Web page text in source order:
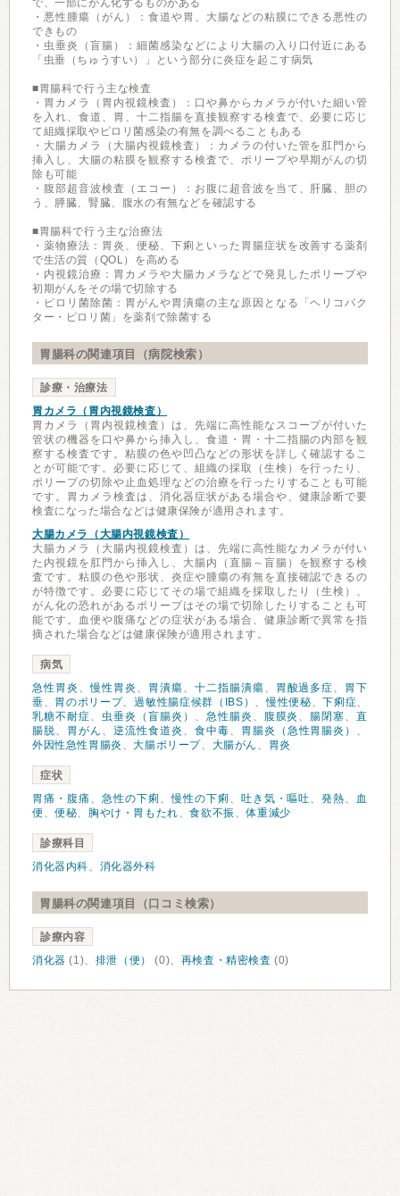
で、一部にがん化するものがある
・悪性腫瘍（がん）：食道や胃、大腸などの粘膜にできる悪性の
できもの
・虫垂炎（盲腸）：細菌感染などにより大腸の入り口付近にある
「虫垂（ちゅうすい）」という部分に炎症を起こす病気
■胃腸科で行う主な検査
・胃カメラ（胃内視鏡検査）：口や鼻からカメラが付いた細い管
を入れ、食道、胃、十二指腸を直接観察する検査で、必要に応じ
て組織採取やピロリ菌感染の有無を調べることもある
・大腸カメラ（大腸内視鏡検査）：カメラの付いた管を肛門から
挿入し、大腸の粘膜を観察する検査で、ポリープや早期がんの切
除も可能
・腹部超音波検査（エコー）：お腹に超音波を当て、肝臓、胆の
う、膵臓、腎臓、腹水の有無などを確認する
■胃腸科で行う主な治療法
・薬物療法：胃炎、便秘、下痢といった胃腸症状を改善する薬剤
で生活の質（QOL）を高める
・内視鏡治療：胃カメラや大腸カメラなどで発見したポリープや
初期がんをその場で切除する
・ピロリ菌除菌：胃がんや胃潰瘍の主な原因となる「ヘリコバク
ター・ピロリ菌」を薬剤で除菌する
胃腸科の関連項目（病院検索）
診療・治療法
胃カメラ（胃内視鏡検査）
胃カメラ（胃内視鏡検査）は、先端に高性能なスコープが付いた
管状の機器を口や鼻から挿入し、食道・胃・十二指腸の内部を観
察する検査です。粘膜の色や凹凸などの形状を詳しく確認するこ
とが可能です。必要に応じて、組織の採取（生検）を行ったり、
ポリープの切除や止血処理などの治療を行ったりすることも可能
です。胃カメラ検査は、消化器症状がある場合や、健康診断で要
検査になった場合などは健康保険が適用されます。
大腸カメラ（大腸内視鏡検査）
大腸カメラ（大腸内視鏡検査）は、先端に高性能なカメラが付い
た内視鏡を肛門から挿入し、大腸内（直腸～盲腸）を観察する検
査です。粘膜の色や形状、炎症や腫瘍の有無を直接確認できるの
が特徴です。必要に応じてその場で組織を採取したり（生検）、
がん化の恐れがあるポリープはその場で切除したりすることも可
能です。血便や腹痛などの症状がある場合、健康診断で異常を指
摘された場合などは健康保険が適用されます。
病気
急性胃炎 、慢性胃炎 、 胃潰瘍、 十二指腸潰瘍、 胃酸過多症、 胃下
垂、 胃のポリープ、過敏性腸症候群（IBS） 、慢性便秘、下痢症、
乳糖不耐症、 虫垂炎（盲腸炎） 、 急性腸炎 、 腹膜炎 、 腸閉塞、直
腸脱、 胃がん 、 逆流性食道炎 、 食中毒、 胃腸炎（急性胃腸炎） 、
外因性急性胃腸炎 、大腸ポリープ、 大腸がん 、 胃炎
症状
胃痛・腹痛 、 急性の下痢 、慢性の下痢 、 吐き気・嘔吐、発熱、 血
便、便秘、 胸やけ・胃もたれ、食欲不振 、体重減少
診療科目
消化器内科、 消化器外科
胃腸科の関連項目（口コミ検索）
診療内容
消化器 (1)、 排泄（便） (0)、 再検査・精密検査 (0)